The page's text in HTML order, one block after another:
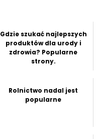
Gdzie szukać najlepszych
produktów dla urody i
zdrowia? Popularne
strony.
Rolnictwo nadal jest
popularne